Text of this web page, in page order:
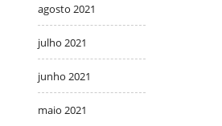
agosto 2021
julho 2021
junho 2021
maio 2021